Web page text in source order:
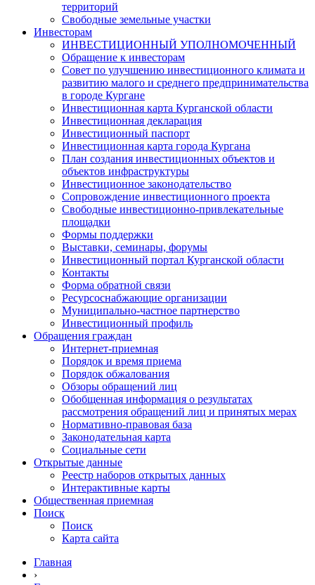
территорий
Свободные земельные участки
Инвесторам
ИНВЕСТИЦИОННЫЙ УПОЛНОМОЧЕННЫЙ
Обращение к инвесторам
Совет по улучшению инвестиционного климата и
развитию малого и среднего предпринимательства
в городе Кургане
Инвестиционная карта Курганской области
Инвестиционная декларация
Инвестиционный паспорт
Инвестиционная карта города Кургана
План создания инвестиционных объектов и
объектов инфраструктуры
Инвестиционное законодательство
Сопровождение инвестиционного проекта
Свободные инвестиционно-привлекательные
площадки
Формы поддержки
Выставки, семинары, форумы
Инвестиционный портал Курганской области
Контакты
Форма обратной связи
Ресурсоснабжающие организации
Муниципально-частное партнерство
Инвестиционный профиль
Обращения граждан
Интернет-приемная
Порядок и время приема
Порядок обжалования
Обзоры обращений лиц
Обобщенная информация о результатах
рассмотрения обращений лиц и принятых мерах
Нормативно-правовая база
Законодательная карта
Социальные сети
Открытые данные
Реестр наборов открытых данных
Интерактивные карты
Общественная приемная
Поиск
Поиск
Карта сайта
Главная
›